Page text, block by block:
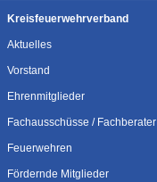
Kreisfeuerwehrverband
Aktuelles
Vorstand
Ehrenmitglieder
Fachausschüsse / Fachberater
Feuerwehren
Fördernde Mitglieder